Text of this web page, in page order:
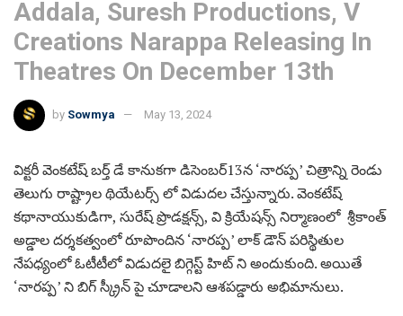
Addala, Suresh Productions, V
Creations Narappa Releasing In
Theatres On December 13th
by Sowmya May 13, 2024
విక్టరీ వెంకటేష్ బర్త్ డే కానుకగా డిసెంబర్13న ‘నారప్ప’ చిత్రాన్ని రెండు
తెలుగు రాష్ట్రాల థియేటర్స్ లో విడుదల చేస్తున్నారు. వెంకటేష్
కథానాయుకుడిగా, సురేష్ ప్రొడక్షన్స్, వి క్రియేషన్స్ నిర్మాణంలో శ్రీకాంత్
అడ్డాల దర్శకత్వంలో రూపొందిన ‘నారప్ప’ లాక్ డౌన్ పరిస్థితుల
నేపధ్యంలో ఓటీటీలో విడుదలై బిగ్గెస్ట్ హిట్ ని అందుకుంది. అయితే
‘నారప్ప’ ని బిగ్ స్క్రీన్ పై చూడాలని ఆశపడ్డారు అభిమానులు.